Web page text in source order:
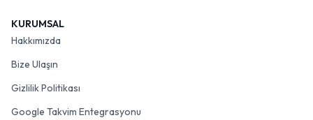
KURUMSAL
Hakkımızda
Bize Ulaşın
Gizlilik Politikası
Google Takvim Entegrasyonu